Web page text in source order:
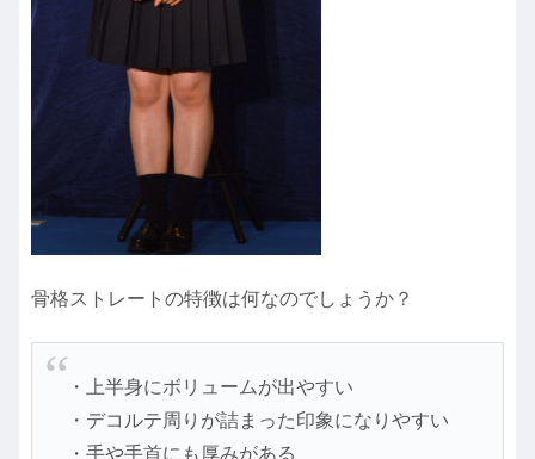
骨格ストレートの特徴は何なのでしょうか？
・上半身にボリュームが出やすい
・デコルテ周りが詰まった印象になりやすい
・手や手首にも厚みがある